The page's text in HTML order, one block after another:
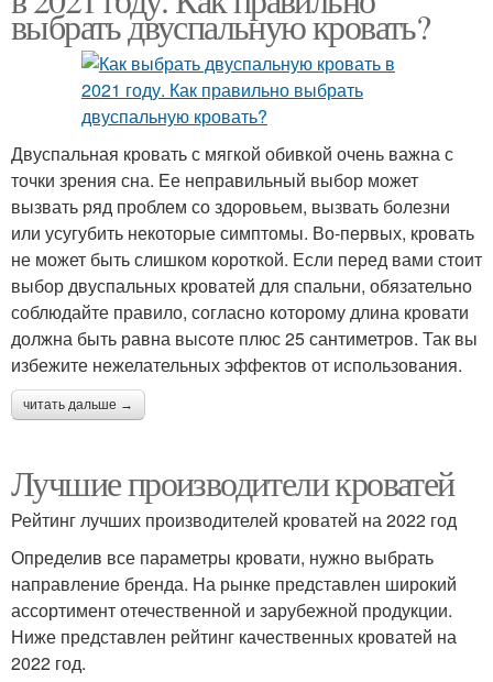
выбрать двуспальную кровать?
Двуспальная кровать с мягкой обивкой очень важна с
точки зрения сна. Ее неправильный выбор может
вызвать ряд проблем со здоровьем, вызвать болезни
или усугубить некоторые симптомы. Во-первых, кровать
не может быть слишком короткой. Если перед вами стоит
выбор двуспальных кроватей для спальни, обязательно
соблюдайте правило, согласно которому длина кровати
должна быть равна высоте плюс 25 сантиметров. Так вы
избежите нежелательных эффектов от использования.
читать дальше →
Лучшие производители кроватей
Рейтинг лучших производителей кроватей на 2022 год
Определив все параметры кровати, нужно выбрать
направление бренда. На рынке представлен широкий
ассортимент отечественной и зарубежной продукции.
Ниже представлен рейтинг качественных кроватей на
2022 год.